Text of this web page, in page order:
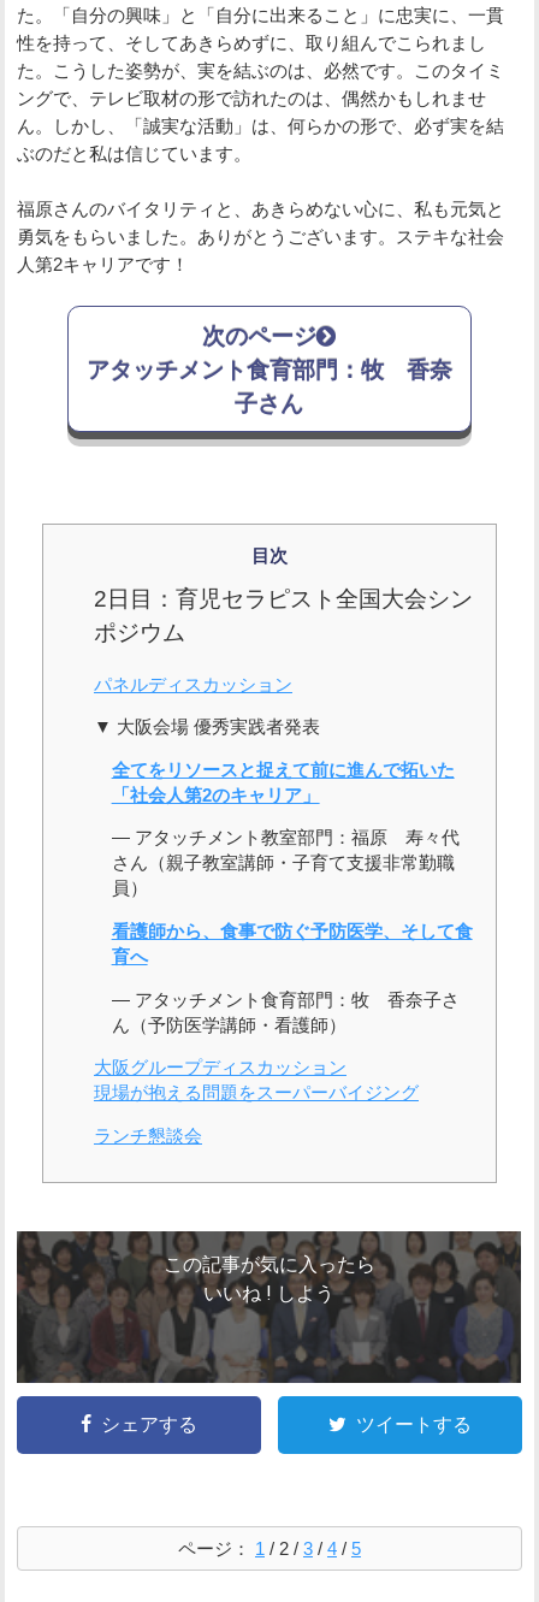
た。「自分の興味」と「自分に出来ること」に忠実に、一貫
性を持って、そしてあきらめずに、取り組んでこられまし
た。こうした姿勢が、実を結ぶのは、必然です。このタイミ
ングで、テレビ取材の形で訪れたのは、偶然かもしれませ
ん。しかし、「誠実な活動」は、何らかの形で、必ず実を結
ぶのだと私は信じています。
福原さんのバイタリティと、あきらめない心に、私も元気と
勇気をもらいました。ありがとうございます。ステキな社会
人第2キャリアです！
次のページ
アタッチメント食育部門：牧 香奈
子さん
目次
2日目：育児セラピスト全国大会シン
ポジウム
パネルディスカッション
▼ 大阪会場 優秀実践者発表
全てをリソースと捉えて前に進んで拓いた
「社会人第2のキャリア」
― アタッチメント教室部門：福原 寿々代
さん（親子教室講師・子育て支援非常勤職
員）
看護師から、食事で防ぐ予防医学、そして食
育へ
― アタッチメント食育部門：牧 香奈子さ
ん（予防医学講師・看護師）
大阪グループディスカッション
現場が抱える問題をスーパーバイジング
ランチ懇談会
この記事が気に入ったら
いいね ! しよう
シェアする ツイートする
ページ： 1/ 2/ 3/ 4/ 5